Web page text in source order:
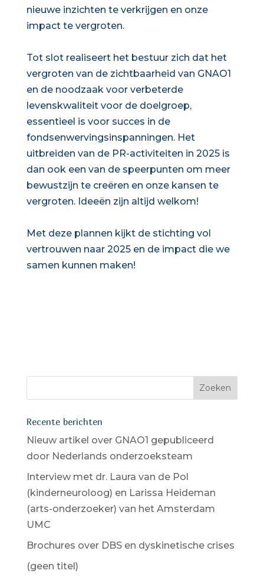
nieuwe inzichten te verkrijgen en onze
impact te vergroten.
Tot slot realiseert het bestuur zich dat het
vergroten van de zichtbaarheid van GNAO1
en de noodzaak voor verbeterde
levenskwaliteit voor de doelgroep,
essentieel is voor succes in de
fondsenwervingsinspanningen. Het
uitbreiden van de PR-activiteiten in 2025 is
dan ook een van de speerpunten om meer
bewustzijn te creëren en onze kansen te
vergroten. Ideeën zijn altijd welkom!
Met deze plannen kijkt de stichting vol
vertrouwen naar 2025 en de impact die we
samen kunnen maken!
Recente berichten
Nieuw artikel over GNAO1 gepubliceerd
door Nederlands onderzoeksteam
Interview met dr. Laura van de Pol
(kinderneuroloog) en Larissa Heideman
(arts-onderzoeker) van het Amsterdam
UMC
Brochures over DBS en dyskinetische crises
(geen titel)